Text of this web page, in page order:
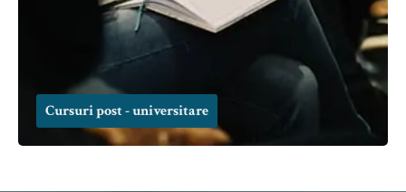
Cursuri post - universitare